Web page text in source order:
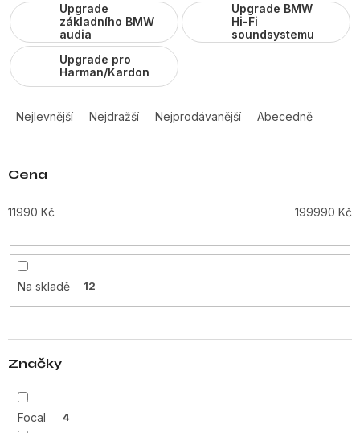
Upgrade
základního BMW
audia
Upgrade BMW
Hi-Fi
soundsystemu
Upgrade pro
Harman/Kardon
a
n
í
r
o
d
u
t
Nejlevnější Nejdražší Nejprodávanější Abecedně
Cena
11990 Kč 199990 Kč
Na skladě 12
Značky
Focal 4